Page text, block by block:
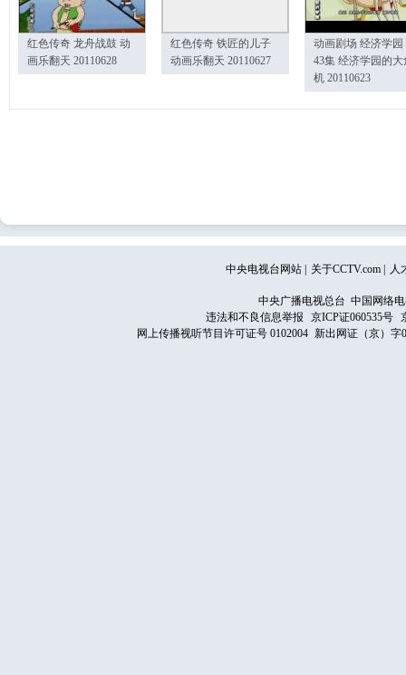
红色传奇 龙舟战鼓 动
画乐翻天 20110628
红色传奇 铁匠的儿子
动画乐翻天 20110627
动画剧场 经济学园
43集 经济学园的大
机 20110623
中央电视台网站 关于CCTV.com 人
中央广播电视总台 中国网络
违法和不良信息举报
京ICP证060535号
网上传播视听节目许可证号 0102004 新出网证（京）